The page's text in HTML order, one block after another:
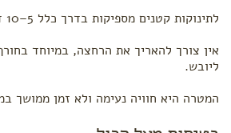
לתינוקות קטנים מספיקות בדרך כלל 5–10 דקות.
אין צורך להאריך את הרחצה, במיוחד
ליובש.
המטרה היא חוויה נעימה ולא זמן ממושך